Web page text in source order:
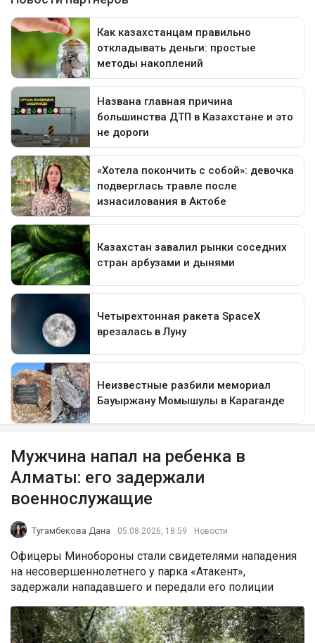
Мужчина напал на ребенка в
Алматы: его задержали
военнослужащие
Тугамбекова Дана 05.08.2026, 18:59 Новости
Офицеры Минобороны стали свидетелями нападения
на несовершеннолетнего у парка «Атакент»,
задержали нападавшего и передали его полиции